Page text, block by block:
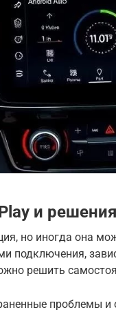
и решения
но иногда она
подключения,
решить
проблемы и